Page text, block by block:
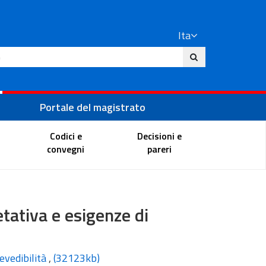
Ita
Portale del magistrato
Codici e
convegni
Decisioni e
pareri
e esigenze di
,(32123kb)